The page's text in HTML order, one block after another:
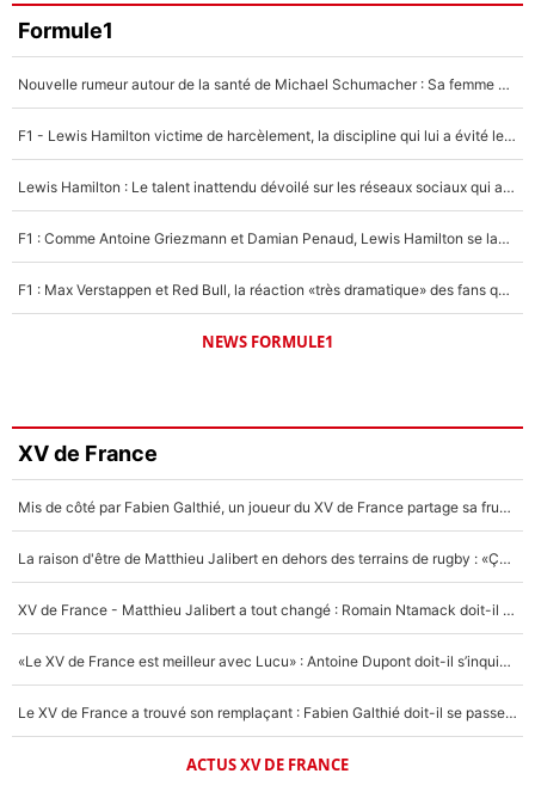
Formule1
Nouvelle rumeur autour de la santé de Michael Schumacher : Sa femme Corinna sort du silence
F1 - Lewis Hamilton victime de harcèlement, la discipline qui lui a évité le pire : «J'aurais probablement mal tourné»
Lewis Hamilton : Le talent inattendu dévoilé sur les réseaux sociaux qui a impressionné Kim Kardashian pendant leurs vacances en amoureux !
F1 : Comme Antoine Griezmann et Damian Penaud, Lewis Hamilton se lance dans le business des cartes à collectionner !
F1 : Max Verstappen et Red Bull, la réaction «très dramatique» des fans qui agace le quadruple champion du monde !
NEWS FORMULE1
XV de France
Mis de côté par Fabien Galthié, un joueur du XV de France partage sa frustration : «ils ne me l’ont pas dit tout de suite»
La raison d'être de Matthieu Jalibert en dehors des terrains de rugby : «Ça m'atteint autant que si tu touches à un membre de ma famille»
XV de France - Matthieu Jalibert a tout changé : Romain Ntamack doit-il s’inquiéter pour sa place à un an de la Coupe du monde ?
«Le XV de France est meilleur avec Lucu» : Antoine Dupont doit-il s’inquiéter pour sa place ?
Le XV de France a trouvé son remplaçant : Fabien Galthié doit-il se passer d'Antoine Dupont ?
ACTUS XV DE FRANCE